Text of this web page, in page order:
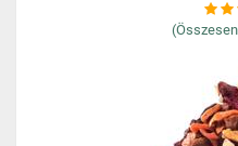
(Összesen